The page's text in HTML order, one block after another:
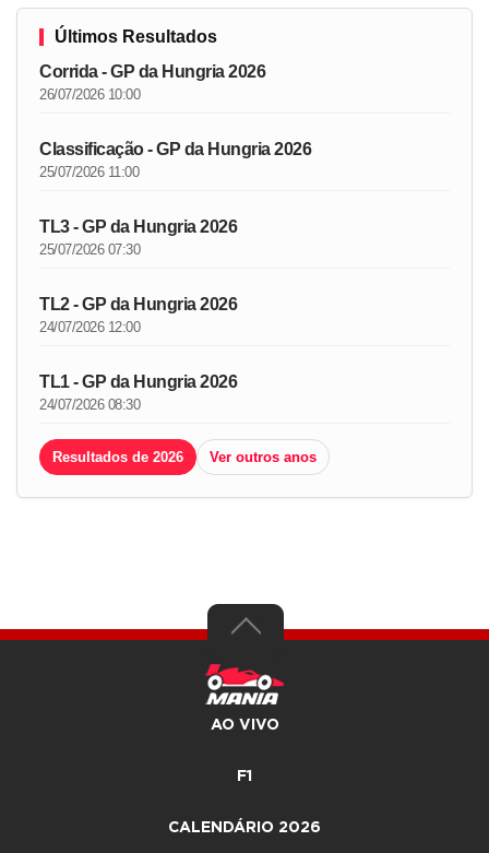
Últimos Resultados
Corrida - GP da Hungria 2026
26/07/2026 10:00
Classificação - GP da Hungria 2026
25/07/2026 11:00
TL3 - GP da Hungria 2026
25/07/2026 07:30
TL2 - GP da Hungria 2026
24/07/2026 12:00
TL1 - GP da Hungria 2026
24/07/2026 08:30
Resultados de 2026 Ver outros anos
AO VIVO
F1
CALENDÁRIO 2026